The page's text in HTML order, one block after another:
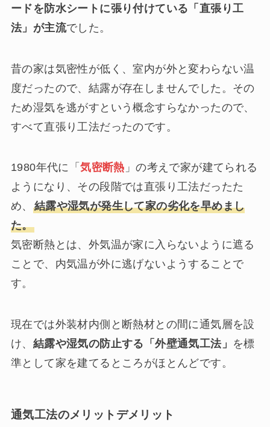
ードを防水シートに張り付けている「直張り工
法」が主流でした。
昔の家は気密性が低く、室内が外と変わらない温
度だったので、結露が存在しませんでした。その
ため湿気を逃がすという概念すらなかったので、
すべて直張り工法だったのです。
1980年代に「気密断熱 」の考えで家が建てられる
ようになり、その段階では直張り工法だったた
め、 結露や湿気が発生して家の劣化を早めまし
た。
気密断熱とは、外気温が家に入らないように遮る
ことで、内気温が外に逃げないようすることで
す。
現在では外装材内側と断熱材との間に通気層を設
け、 結露や湿気の防止する「外壁通気工法」 を標
準として家を建てるところがほとんどです。
通気工法のメリットデメリット